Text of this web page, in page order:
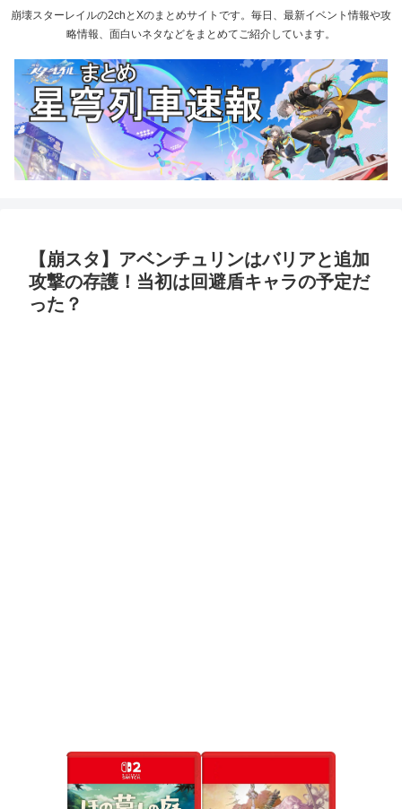
崩壊スターレイルの2chとXのまとめサイトです。毎日、最新イベント情報や攻
略情報、面白いネタなどをまとめてご紹介しています。
【崩スタ】アベンチュリンはバリアと追加
攻撃の存護！当初は回避盾キャラの予定だ
った？